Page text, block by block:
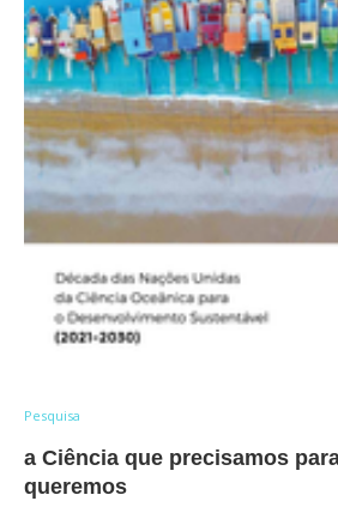
Pesquisa
a Ciência que precisamos
queremos